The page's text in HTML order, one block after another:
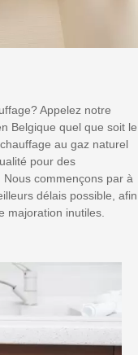
Appelez notre
Belgique quel que soit le
au gaz naturel
pour des
commençons par à
délais possible, afin
majoration inutiles.